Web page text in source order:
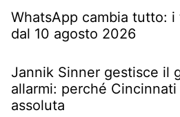
WhatsApp cambia tutto:
dal 10 agosto 2026
Jannik Sinner gestisce il
allarmi: perché
assoluta